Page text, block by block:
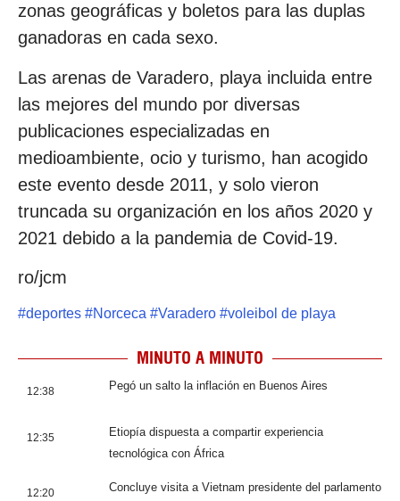
zonas geográficas y boletos para las duplas
ganadoras en cada sexo.
Las arenas de Varadero, playa incluida entre
las mejores del mundo por diversas
publicaciones especializadas en
medioambiente, ocio y turismo, han acogido
este evento desde 2011, y solo vieron
truncada su organización en los años 2020 y
2021 debido a la pandemia de Covid-19.
ro/jcm
#deportes #Norceca #Varadero #voleibol de playa
MINUTO A MINUTO
12:38 Pegó un salto la inflación en Buenos Aires
12:35
Etiopía dispuesta a compartir experiencia
tecnológica con África
12:20
Concluye visita a Vietnam presidente del parlamento